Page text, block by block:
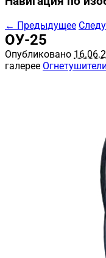
← Предыдущее
ОУ-25
Опубликовано
галерее Огнетушители